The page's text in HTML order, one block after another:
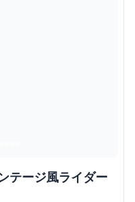
テージ風ライダー